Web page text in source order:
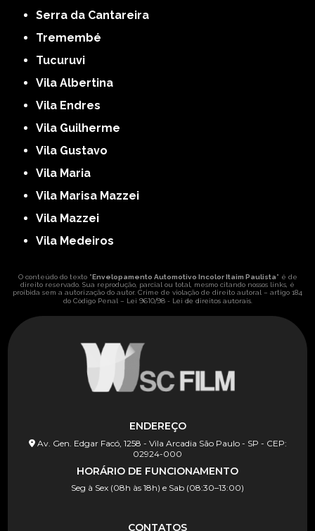
Serra da Cantareira
Tremembé
Tucuruvi
Vila Albertina
Vila Endres
Vila Guilherme
Vila Gustavo
Vila Maria
Vila Marisa Mazzei
Vila Mazzei
Vila Medeiros
O conteúdo do texto "Envelopamento Automotivo Incolor Itaim Paulista" é de
direito reservado. Sua reprodução, parcial ou total, mesmo citando nossos links, é
proibida sem a autorização do autor. Crime de violação de direito autoral – artigo 184
do Código Penal – Lei 9610/98 - Lei de direitos autorais.
ENDEREÇO
Av. Gen. Edgar Facó, 1258 - Vila Arcadia São Paulo - SP - CEP:
02924-000
HORÁRIO DE FUNCIONAMENTO
Seg à Sex (08h às 18h) e Sab (08:30–13:00)
CONTATOS